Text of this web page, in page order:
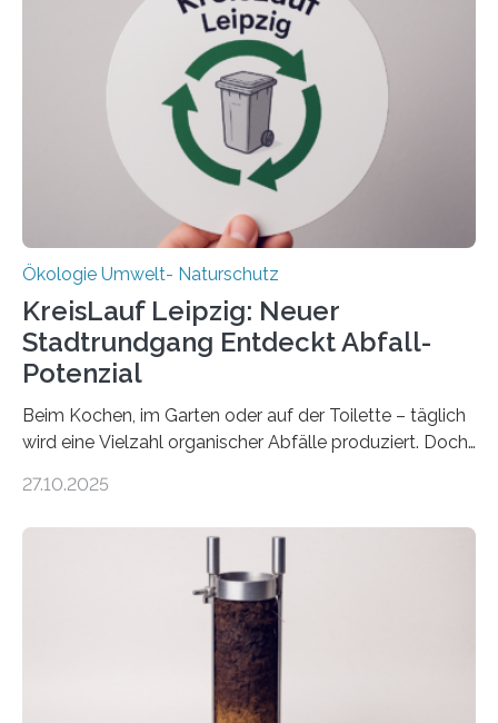
verlässlich prognostizieren lässt. Grünes Licht für
„DynaCom“: Die Deutsche Forschungsgemeinschaft
(DFG) fördert das Anfang 2019 gestartete
Forschungsprojekt an der Universität Oldenburg für
zwei weitere Jahre mit rund 1,2 Millionen Euro. „Wir
freuen uns sehr über…
Ökologie Umwelt- Naturschutz
KreisLauf Leipzig: Neuer
Stadtrundgang Entdeckt Abfall-
Potenzial
Beim Kochen, im Garten oder auf der Toilette – täglich
wird eine Vielzahl organischer Abfälle produziert. Doch
Potenzial nur dann entfalten können, wenn sie in
Veränderung der Wirtschaft wichtig ist, zeigt der vom
Deutschen Biomasseforschungszentrum und der
Stadtreinigung Leipzig konzipierte und am 24. Oktober
2025 offiziell eingeweihte Stadtrundgang „KreisLauf“. Er
ist ab sofort im Leipziger Stadtgebiet…
27.10.2025